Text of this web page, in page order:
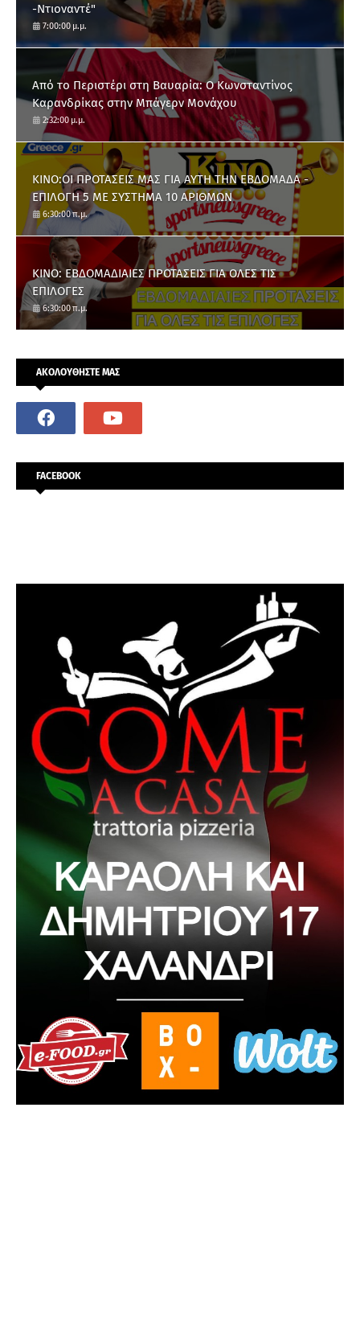
-Ντιοναντέ"
7:00:00 μ.μ.
Από το Περιστέρι στη Βαυαρία: O Κωνσταντίνος
Καρανδρίκας στην Μπάγερν Μονάχου
2:32:00 μ.μ.
ΚΙΝΟ:ΟΙ ΠΡΟΤΑΣΕΙΣ ΜΑΣ ΓΙΑ ΑΥΤΗ ΤΗΝ ΕΒΔΟΜΑΔΑ -
ΕΠΙΛΟΓΗ 5 ΜΕ ΣΥΣΤΗΜΑ 10 ΑΡΙΘΜΩΝ
6:30:00 π.μ.
ΚΙΝΟ: ΕΒΔΟΜΑΔΙΑΙΕΣ ΠΡΟΤΑΣΕΙΣ ΓΙΑ ΟΛΕΣ ΤΙΣ
ΕΠΙΛΟΓΕΣ
6:30:00 π.μ.
ΑΚΟΛΟΥΘΗΣΤΕ ΜΑΣ
FACEBOOK